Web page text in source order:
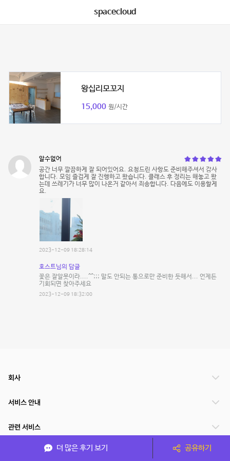
spacecloud
왕십리모꼬지
15,000 원/시간
알수없어
공간 너무 깔끔하게 잘 되어있어요. 요청드린 사항도 준비해주셔서 감사
합니다. 모임 즐겁게 잘 진행하고 왔습니다. 클래스 후 정리는 해놓고 왔
는데 쓰레기가 너무 많이 나온거 같아서 죄송합니다. 다음에도 이용할게
요.
2023-12-09 18:28:14
호스트님의 답글
꽃은 잘알못이라....^^;;; 말도 안되는 통으로만 준비한 듯해서... 언제든
기회되면 찾아주세요
2023-12-09 18:32:00
더 많은 후기 보기 공유하기
회사
서비스 안내
관련 서비스